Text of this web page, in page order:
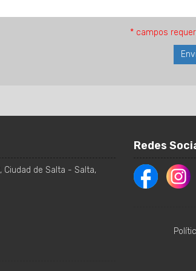
* campos
, Ciudad de Salta - Salta,
Redes